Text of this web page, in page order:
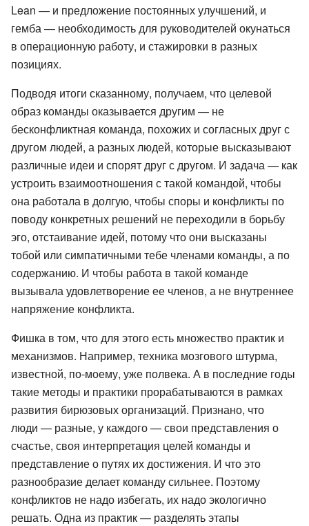
Lean — и предложение постоянных улучшений, и
гемба — необходимость для руководителей окунаться
в операционную работу, и стажировки в разных
позициях.
Подводя итоги сказанному, получаем, что целевой
образ команды оказывается другим — не
бесконфликтная команда, похожих и согласных друг с
другом людей, а разных людей, которые высказывают
различные идеи и спорят друг с другом. И задача — как
устроить взаимоотношения с такой командой, чтобы
она работала в долгую, чтобы споры и конфликты по
поводу конкретных решений не переходили в борьбу
эго, отстаивание идей, потому что они высказаны
тобой или симпатичными тебе членами команды, а по
содержанию. И чтобы работа в такой команде
вызывала удовлетворение ее членов, а не внутреннее
напряжение конфликта.
Фишка в том, что для этого есть множество практик и
механизмов. Например, техника мозгового штурма,
известной, по-моему, уже полвека. А в последние годы
такие методы и практики прорабатываются в рамках
развития бирюзовых организаций. Признано, что
люди — разные, у каждого — свои представления о
счастье, своя интерпретация целей команды и
представление о путях их достижения. И что это
разнообразие делает команду сильнее. Поэтому
конфликтов не надо избегать, их надо экологично
решать. Одна из практик — разделять этапы